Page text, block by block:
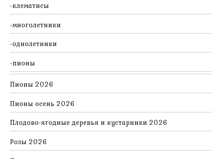
клематисы
многолетники
однолетники
пионы
Пионы 2026
Пионы осень 2026
Плодово-ягодные деревья и кустарники 2026
Розы 2026